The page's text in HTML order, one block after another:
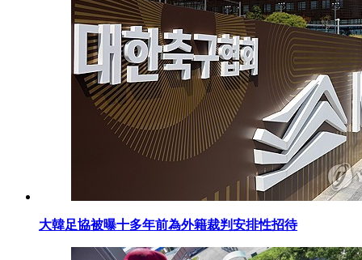
大韓足協被曝十多年前為外籍裁判安排性招待